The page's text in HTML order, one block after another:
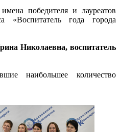
победителя и лауреатов
«Воспитатель года города
Николаевна, воспитатель
наибольшее количество